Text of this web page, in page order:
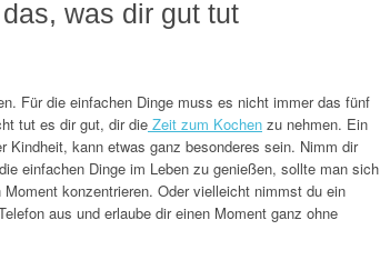
was dir gut tut
Für die einfachen Dinge muss es nicht immer das fünf
tut es dir gut, dir die Zeit zum Kochen zu nehmen. Ein
kann etwas ganz besonderes sein. Nimm dir
einfachen Dinge im Leben zu genießen, sollte man sich
konzentrieren. Oder vielleicht nimmst du ein
aus und erlaube dir einen Moment ganz ohne